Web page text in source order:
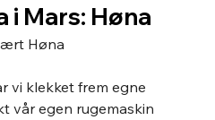
i Mars: Høna
Høna
vi klekket frem egne
vår egen rugemaskin